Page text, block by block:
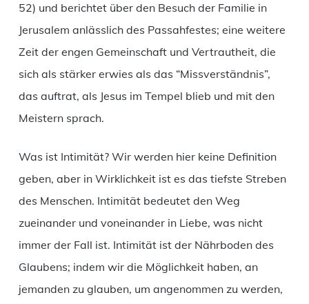
52) und berichtet über den Besuch der Familie in
Jerusalem anlässlich des Passahfestes; eine weitere
Zeit der engen Gemeinschaft und Vertrautheit, die
sich als stärker erwies als das “Missverständnis”,
das auftrat, als Jesus im Tempel blieb und mit den
Meistern sprach.
Was ist Intimität? Wir werden hier keine Definition
geben, aber in Wirklichkeit ist es das tiefste Streben
des Menschen. Intimität bedeutet den Weg
zueinander und voneinander in Liebe, was nicht
immer der Fall ist. Intimität ist der Nährboden des
Glaubens; indem wir die Möglichkeit haben, an
jemanden zu glauben, um angenommen zu werden,